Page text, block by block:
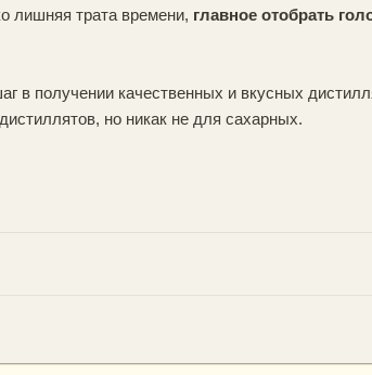
лишняя трата времени, главное отобрать
в получении качественных и вкусных
но никак не для сахарных.